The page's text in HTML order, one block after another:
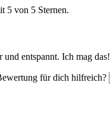
5 von 5 Sternen.
und entspannt. Ich mag das!
für dich hilfreich?